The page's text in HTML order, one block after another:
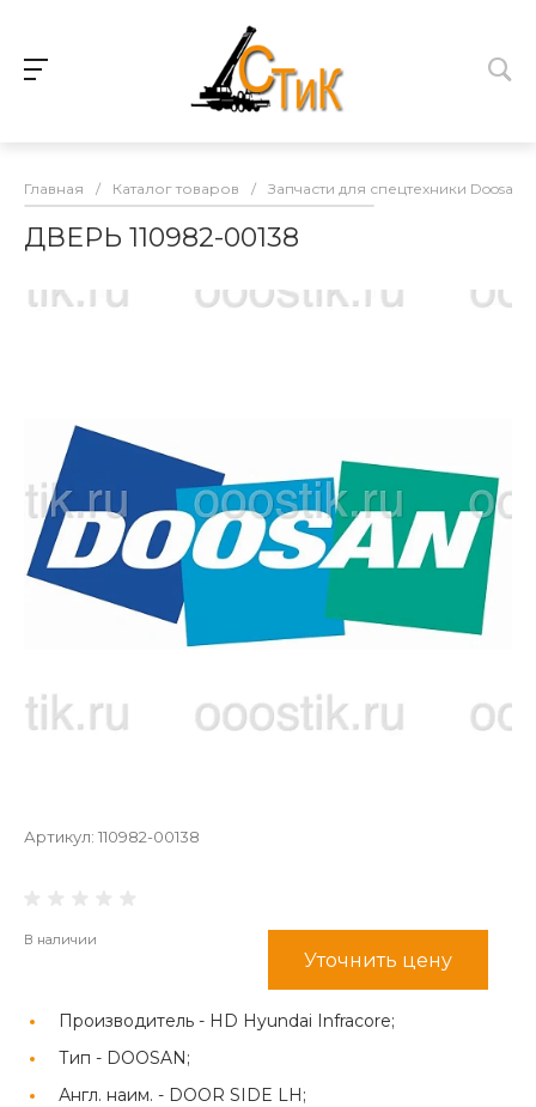
Главная / Каталог товаров / Запчасти для спецтехники Doosan
ДВЕРЬ 110982-00138
Артикул: 110982-00138
В наличии
Уточнить цену
Производитель - HD Hyundai Infracore;
Тип - DOOSAN;
Англ. наим. - DOOR SIDE LH;